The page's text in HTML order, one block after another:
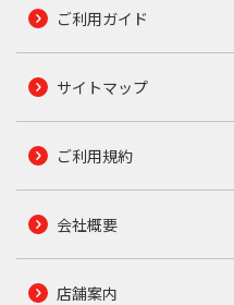
ご利用ガイド
サイトマップ
ご利用規約
会社概要
店舗案内